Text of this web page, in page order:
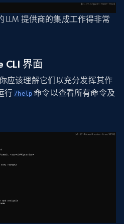
LLM 提供商的集成工作得非常
CLI 界面
应该理解它们以充分发挥其作
行 /help 命令以查看所有命令及